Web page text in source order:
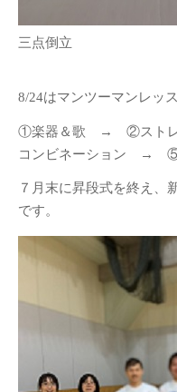
三点倒立
8/24はマンツーマンレッ
①楽器＆歌 → ②ス
コンビネーション
７月末に昇段式を終え、
です。